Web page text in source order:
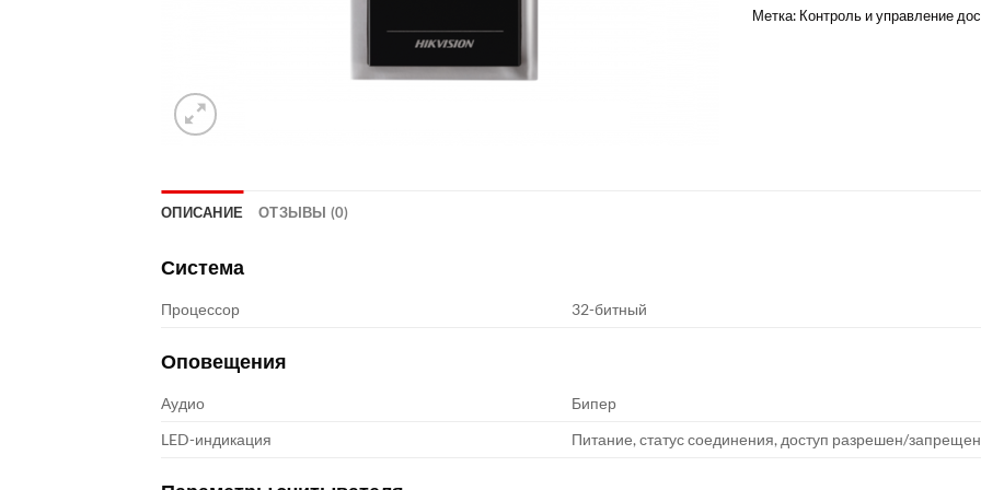
Метка: Контроль и управление
ОПИСАНИЕ ОТЗЫВЫ (0)
Система
Процессор 32-битный
Оповещения
Аудио
Бипер
LED-индикация
Питание, статус соединения, доступ разрешен/запрещен